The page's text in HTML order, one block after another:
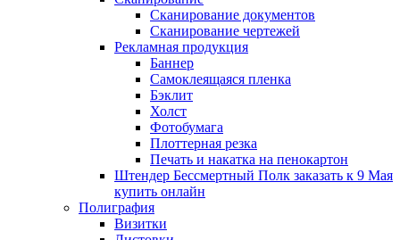
Сканирование документов
Сканирование чертежей
Рекламная продукция
Баннер
Самоклеящаяся пленка
Бэклит
Холст
Фотобумага
Плоттерная резка
Печать и накатка на пенокартон
Штендер Бессмертный Полк заказать к 9 Мая
купить онлайн
Полиграфия
Визитки